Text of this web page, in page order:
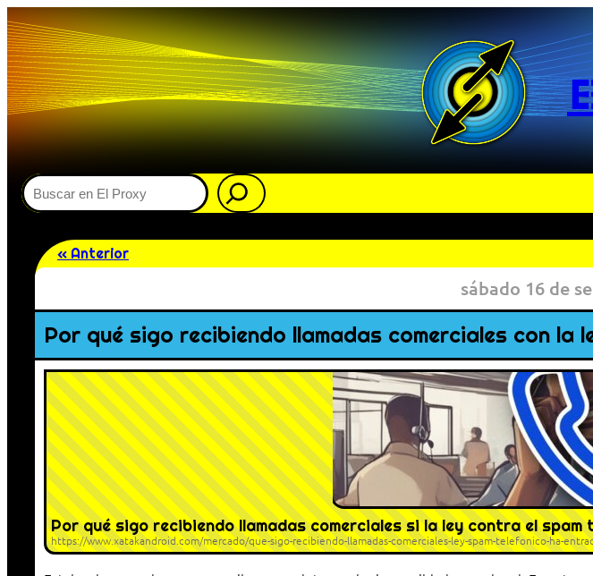
Buscar
« Anterior
sábado 16 de
Por qué sigo recibiendo llamadas comerciales con la
Por qué sigo recibiendo llamadas comerciales si la ley contra el
https://www.xatakandroid.com/mercado/que-sigo-recibiendo-llamadas-comerciales-ley-spam-telefonico-ha-